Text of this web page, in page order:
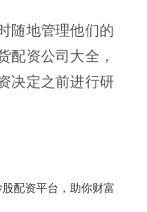
随地管理他们的
配资公司大全，
决定之前进行研
配资平台，助你财富